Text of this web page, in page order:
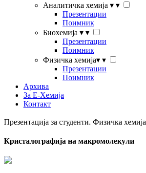
Аналитичка хемија ▾ ▾
Презентации
Поимник
Биохемија ▾ ▾
Презентации
Поимник
Физичка хемија▾ ▾
Презентации
Поимник
Архива
За Е-Хемија
Контакт
Презентација за студенти. Физичка хемија
Кристалографија на макромолекули